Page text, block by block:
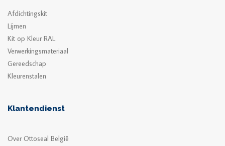
Afdichtingskit
Lijmen
Kit op Kleur RAL
Verwerkingsmateriaal
Gereedschap
Kleurenstalen
Klantendienst
Over Ottoseal België